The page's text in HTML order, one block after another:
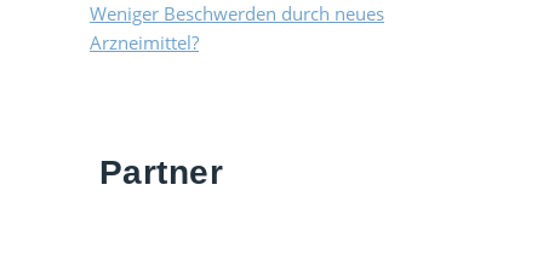
Weniger Beschwerden durch neues
Arzneimittel?
Partner